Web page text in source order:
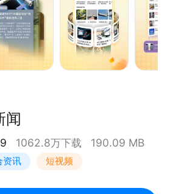
让新闻更加有品有料。
户兴趣点，带来富有新鲜感的新
任何问题、建议，欢迎随时通过
，我们会认真聆听每一位用户的
闻
1062.8万下载 190.09 MB
资讯 短视频